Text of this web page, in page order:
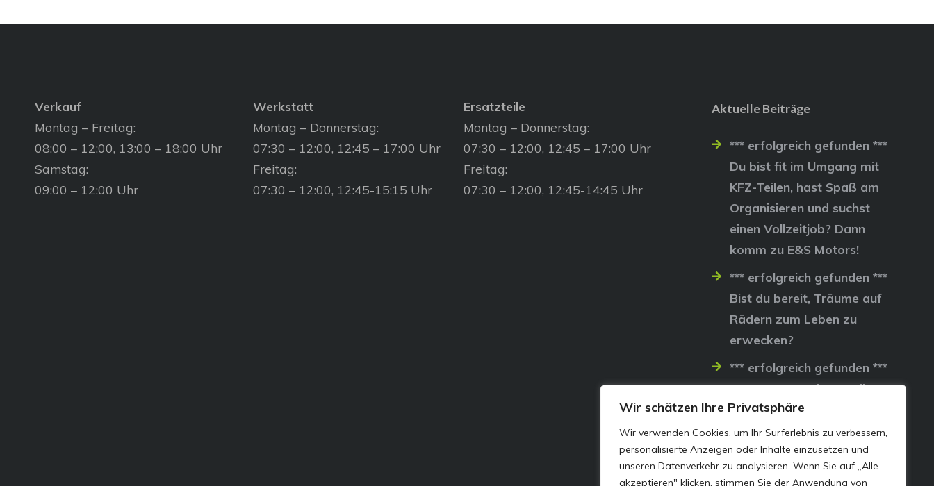
Wir schätzen Ihre Privatsphäre
Wir verwenden Cookies, um Ihr Surferlebnis zu verbessern,
personalisierte Anzeigen oder Inhalte einzusetzen und
unseren Datenverkehr zu analysieren. Wenn Sie auf „Alle
akzeptieren" klicken, stimmen Sie der Anwendung von
Verkauf
Montag – Freitag:
08:00 – 12:00, 13:00 – 18:00 Uhr
Samstag:
09:00 – 12:00 Uhr
Werkstatt
Montag – Donnerstag:
07:30 – 12:00, 12:45 – 17:00 Uhr
Freitag:
07:30 – 12:00, 12:45-15:15 Uhr
Ersatzteile
Montag – Donnerstag:
07:30 – 12:00, 12:45 – 17:00 Uhr
Freitag:
07:30 – 12:00, 12:45-14:45 Uhr
Aktuelle Beiträge
*** erfolgreich gefunden ***
Du bist fit im Umgang mit
KFZ-Teilen, hast Spaß am
Organisieren und suchst
einen Vollzeitjob? Dann
komm zu E&S Motors!
*** erfolgreich gefunden ***
Bist du bereit, Träume auf
Rädern zum Leben zu
erwecken?
*** erfolgreich gefunden ***
Lass uns gemeinsam die
Straßen erobern…